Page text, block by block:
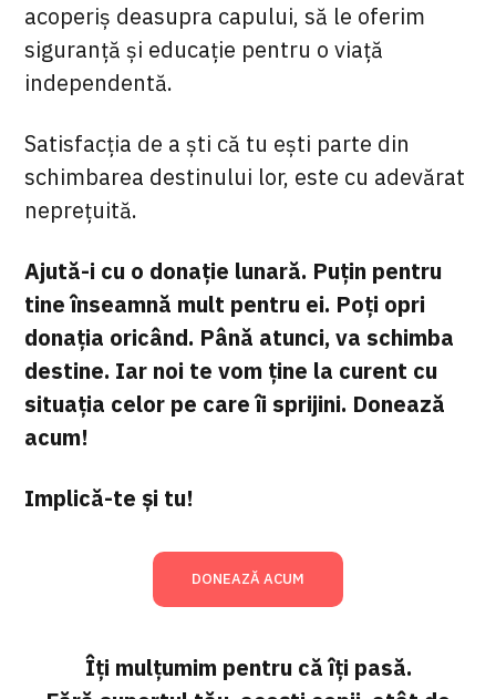
acoperiș deasupra capului, să le oferim
siguranță și educație pentru o viață
independentă.
Satisfacția de a ști că tu ești parte din
schimbarea destinului lor, este cu adevărat
neprețuită.
Ajută-i cu o donație lunară. Puțin pentru
tine înseamnă mult pentru ei. Poți opri
donația oricând. Până atunci, va schimba
destine. Iar noi te vom ține la curent cu
situația celor pe care îi sprijini. Donează
acum!
Implică-te și tu!
DONEAZĂ ACUM
Îți mulțumim pentru că îți pasă.